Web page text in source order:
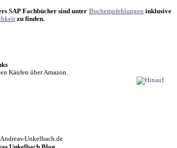
SAP Fachbücher sind unter Buchempfehlungen inklusive
zu finden.
Käufen über Amazon.